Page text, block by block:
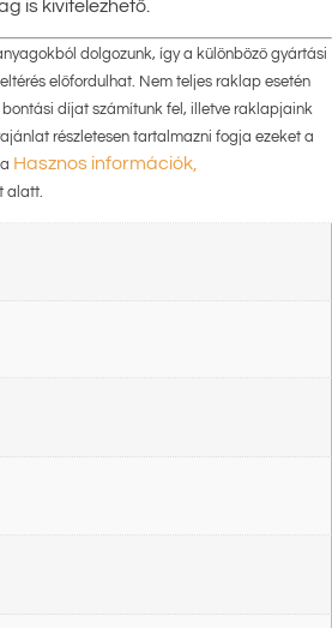
is kivitelezhető.
dolgozunk, így a különböző gyártási
előfordulhat. Nem teljes raklap esetén
díjat számítunk fel, illetve raklapjaink
részletesen tartalmazni fogja ezeket a
Hasznos információk,
alatt.